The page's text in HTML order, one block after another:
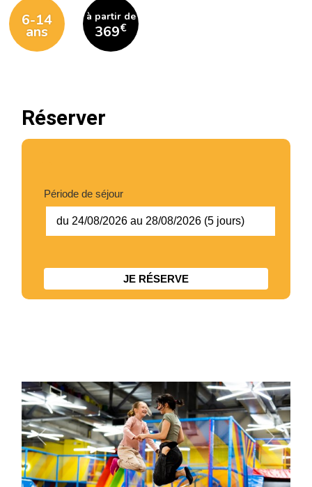
Chic Planet' Kids & Vous
Contact
05 34 57 19 59
6-14
ans
à partir de
369€
Réserver
Période de séjour
du 24/08/2026 au 28/08/2026 (5 jours)
JE RÉSERVE
Previous Next